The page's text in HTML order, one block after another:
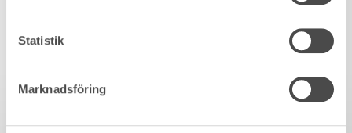
Statistik
Marknadsföring